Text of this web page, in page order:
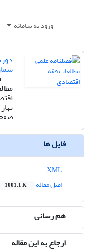
ورود به سامانه
بهار 1405
فایل ها
اصل مقاله
1001.1 K
هم رسانی
ارجاع به این مقاله